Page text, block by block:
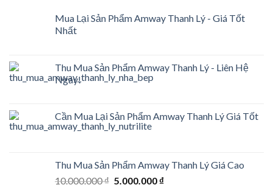
Mua Lại Sản Phẩm Amway Thanh Lý - Giá Tốt
Nhất
Thu Mua Sản Phẩm Amway Thanh Lý - Liên Hệ
Ngay!
Cần Mua Lại Sản Phẩm Amway Thanh Lý Giá Tốt
Thu Mua Sản Phẩm Amway Thanh Lý Giá Cao
10.000.000₫ Original
5.000.000 ₫Current